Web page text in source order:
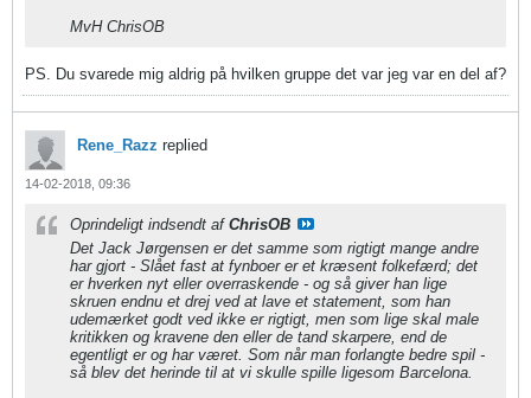
MvH ChrisOB
PS. Du svarede mig aldrig på hvilken gruppe det var jeg var en del af?
Rene_Razz replied
14-02-2018, 09:36
Oprindeligt indsendt af ChrisOB
Det Jack Jørgensen er det samme som rigtigt mange andre
har gjort - Slået fast at fynboer er et kræsent folkefærd; det
er hverken nyt eller overraskende - og så giver han lige
skruen endnu et drej ved at lave et statement, som han
udemærket godt ved ikke er rigtigt, men som lige skal male
kritikken og kravene den eller de tand skarpere, end de
egentligt er og har været. Som når man forlangte bedre spil -
så blev det herinde til at vi skulle spille ligesom Barcelona.